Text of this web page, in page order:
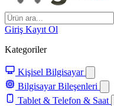
Giriş Kayıt Ol
Kategoriler
Kişisel Bilgisayar
Bilgisayar Bileşenleri
Tablet & Telefon & Saat